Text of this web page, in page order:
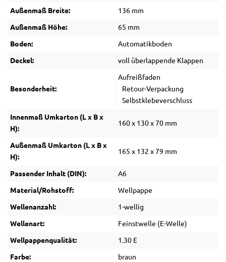
Außenmaß Breite: 136 mm
Außenmaß Höhe: 65 mm
Boden: Automatikboden
Deckel: voll überlappende Klappen
Besonderheit:
Aufreißfaden
Retour-Verpackung
Selbstklebeverschluss
Innenmaß Umkarton (L x B x
H):
160 x 130 x 70 mm
Außenmaß Umkarton (L x B x
H):
165 x 132 x 79 mm
Passender Inhalt (DIN): A6
Material/Rohstoff: Wellpappe
Wellenanzahl: 1-wellig
Wellenart: Feinstwelle (E-Welle)
Wellpappenqualität: 1.30 E
Farbe: braun